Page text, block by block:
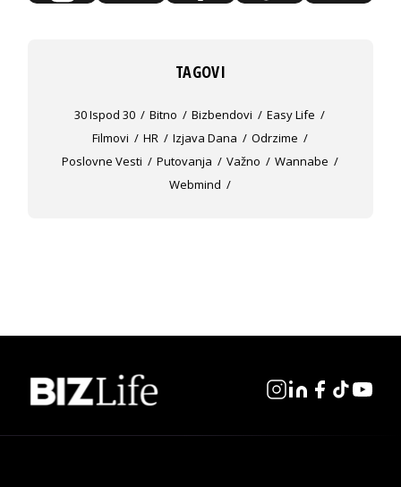
TAGOVI
30 Ispod 30 Bitno Bizbendovi
Easy Life
Filmovi
HR Izjava Dana
Odrzime
Poslovne Vesti
Putovanja Važno
Wannabe
Webmind